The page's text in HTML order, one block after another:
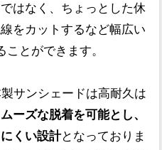
はなく、ちょっとした休
をカットするなど幅広い
とができます。
サンシェードは高耐久は
ーズな脱着を可能とし、
くい設計となっておりま